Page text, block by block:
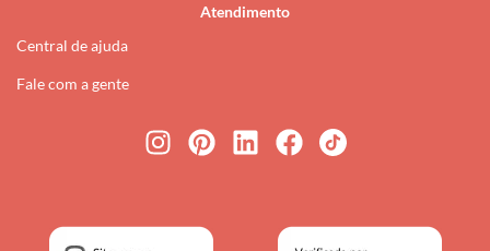
Atendimento
Central de ajuda
Fale com a gente